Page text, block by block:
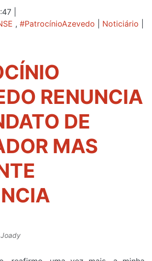
, #PatrocínioAzevedo Noticiário
RENUNCIA
DE
MAS